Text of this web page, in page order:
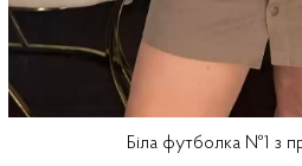
Біла футболка №1 з